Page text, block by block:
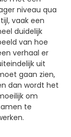
niveau qua
vaak een
duidelijk
van hoe
verhaal er
uit
gaan zien,
dan wordt het
om
te